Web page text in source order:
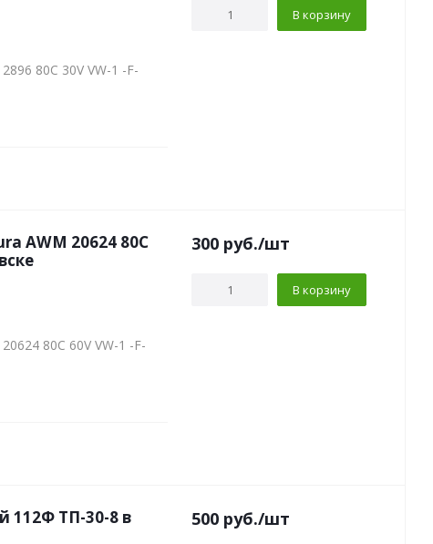
80C 30V VW-1 -F-
В корзину
AWM 20624 80C
80C 60V VW-1 -F-
300 руб./шт
В корзину
112Ф ТП-30-8 в
500 руб./шт